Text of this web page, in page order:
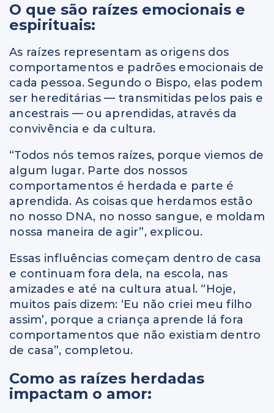
O que são raízes emocionais e
espirituais:
As raízes representam as origens dos
comportamentos e padrões emocionais de
cada pessoa. Segundo o Bispo, elas podem
ser hereditárias — transmitidas pelos pais e
ancestrais — ou aprendidas, através da
convivência e da cultura.
“Todos nós temos raízes, porque viemos de
algum lugar. Parte dos nossos
comportamentos é herdada e parte é
aprendida. As coisas que herdamos estão
no nosso DNA, no nosso sangue, e moldam
nossa maneira de agir”, explicou.
Essas influências começam dentro de casa
e continuam fora dela, na escola, nas
amizades e até na cultura atual. “Hoje,
muitos pais dizem: ‘Eu não criei meu filho
assim’, porque a criança aprende lá fora
comportamentos que não existiam dentro
de casa”, completou.
Como as raízes herdadas
impactam o amor: